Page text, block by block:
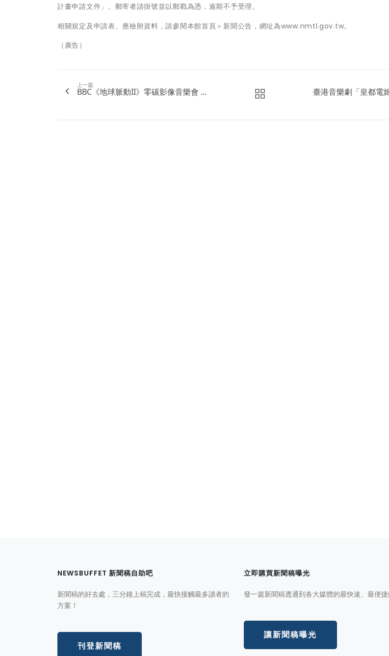
計畫申請文件」。郵寄者請掛號並以郵戳為憑，逾期不予受理。
相關規定及申請表、應檢附資料，請參閱本館首頁＞新聞公告，網址為www.nmtl.gov.tw。
（廣告）
上一篇
BBC《地球脈動II》零碳影像音樂會 ... 臺港音樂劇「皇都電
NEWSBUFFET 新聞稿自助吧
新聞稿的好去處，三分鐘上稿完成，最快接觸最多讀者的
方案！
刊登新聞稿
立即購買新聞稿曝光
發一篇新聞稿透通到各大媒體的最快速、最便捷
讓新聞稿曝光